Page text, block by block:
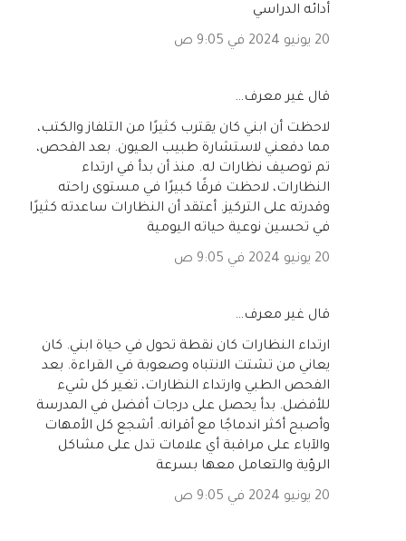
أدائه الدراسي
20 يونيو 2024 في 9:05 ص
‏قال غير معرف…
لاحظت أن ابني كان يقترب كثيرًا من التلفاز والكتب،
مما دفعني لاستشارة طبيب العيون. بعد الفحص،
تم توصيف نظارات له. منذ أن بدأ في ارتداء
النظارات، لاحظت فرقًا كبيرًا في مستوى راحته
وقدرته على التركيز. أعتقد أن النظارات ساعدته كثيرًا
في تحسين نوعية حياته اليومية
20 يونيو 2024 في 9:05 ص
‏قال غير معرف…
ارتداء النظارات كان نقطة تحول في حياة ابني. كان
يعاني من تشتت الانتباه وصعوبة في القراءة. بعد
الفحص الطبي وارتداء النظارات، تغير كل شيء
للأفضل. بدأ يحصل على درجات أفضل في المدرسة
وأصبح أكثر اندماجًا مع أقرانه. أشجع كل الأمهات
والآباء على مراقبة أي علامات تدل على مشاكل
الرؤية والتعامل معها بسرعة
20 يونيو 2024 في 9:05 ص